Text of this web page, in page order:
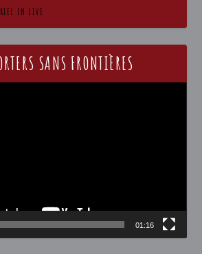
EN LIVE
SANS FRONTIÈRES
01:16